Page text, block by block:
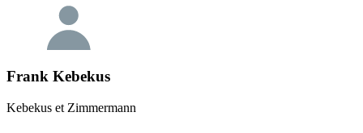
Frank Kebekus
Kebekus et Zimmermann